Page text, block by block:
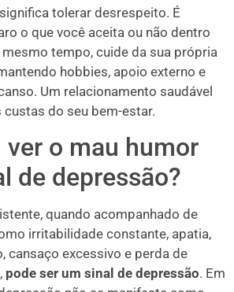
tolerar desrespeito. É
o que você aceita ou não dentro
tempo, cuide da sua própria
hobbies, apoio externo e
Um relacionamento saudável
do seu bem-estar.
ver o mau humor
de depressão?
quando acompanhado de
irritabilidade constante, apatia,
cansaço excessivo e perda de
pode ser um sinal de depressão. Em